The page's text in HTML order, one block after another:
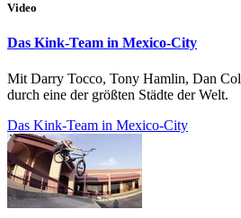
Video
Das Kink-Team in Mexico-City
Mit Darry Tocco, Tony Hamlin, Dan
durch eine der größten Städte der Welt.
Das Kink-Team in Mexico-City